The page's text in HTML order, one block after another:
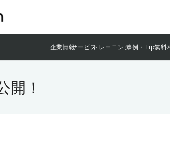
企業情報サービストレーニング事例・Tips無料
開！